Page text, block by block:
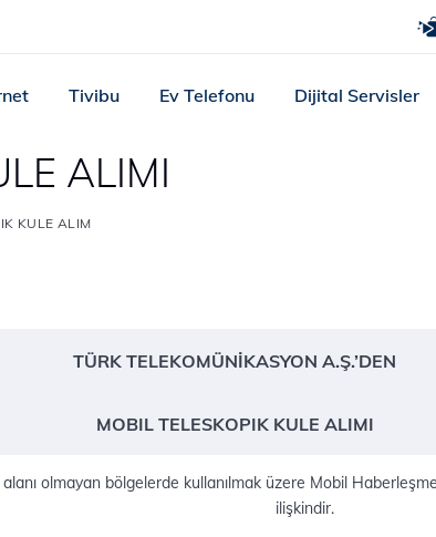
Tivibu Ev Telefonu Dijital Servisler
ALIMI
KULE ALIM
​TÜRK TELEKOMÜNİKASYON A.Ş.’DEN
MOBIL TELESKOPIK KULE ALIMI
olmayan bölgelerde kullanılmak üzere Mobil
ilişkindir.